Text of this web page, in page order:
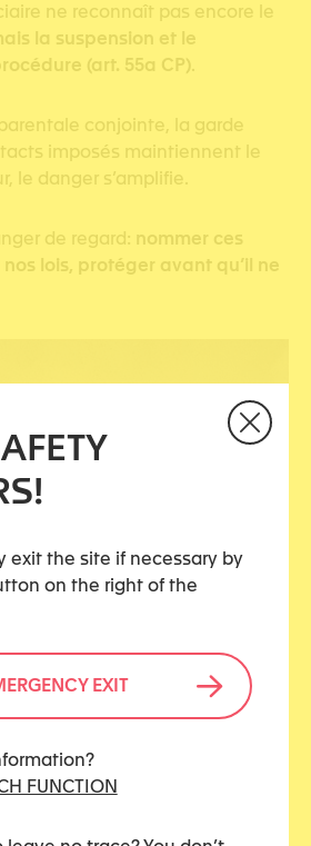
exit the site if necessary by
on the right of the
EXIT
FUNCTION
ne reconnaît pas encore le
la suspension et le
(art. 55a CP).
conjointe, la garde
imposés maintiennent le
le danger s’amplifie.
de regard: nommer ces
lois, protéger avant qu’il ne